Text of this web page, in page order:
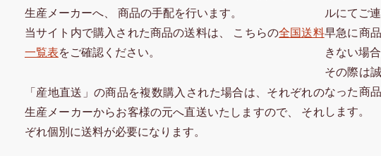
生産メーカーへ、 商品の手配を行います。
当サイト内で購入された商品の送料は、 こちらの全国送料
一覧表をご確認ください。
「産地直送」の商品を複数購入された場合は、それぞれの
生産メーカーからお客様の元へ直送いたしますので、 それ
ぞれ個別に送料が必要になります。
ルにてご
早急に商
きない場
その際は
なった商
します。